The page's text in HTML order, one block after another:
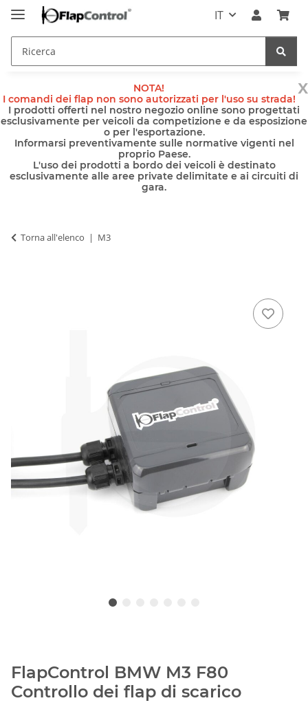
IT
x
NOTA!
I comandi dei flap non sono autorizzati per l'uso su strada!
I prodotti offerti nel nostro negozio online sono progettati
esclusivamente per veicoli da competizione e da esposizione
o per l'esportazione.
Informarsi preventivamente sulle normative vigenti nel
proprio Paese.
L'uso dei prodotti a bordo dei veicoli è destinato
esclusivamente alle aree private delimitate e ai circuiti di
gara.
Torna all'elenco M3
FlapControl BMW M3 F80
Controllo dei flap di scarico